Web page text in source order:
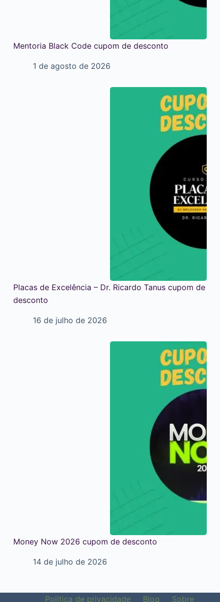
Mentoria Black Code cupom de desconto
1 de agosto de 2026
Placas de Excelência – Dr. Ricardo Tanus cupom de
desconto
16 de julho de 2026
Money Now 2026 cupom de desconto
14 de julho de 2026
Política de privacidade Blog Sobre